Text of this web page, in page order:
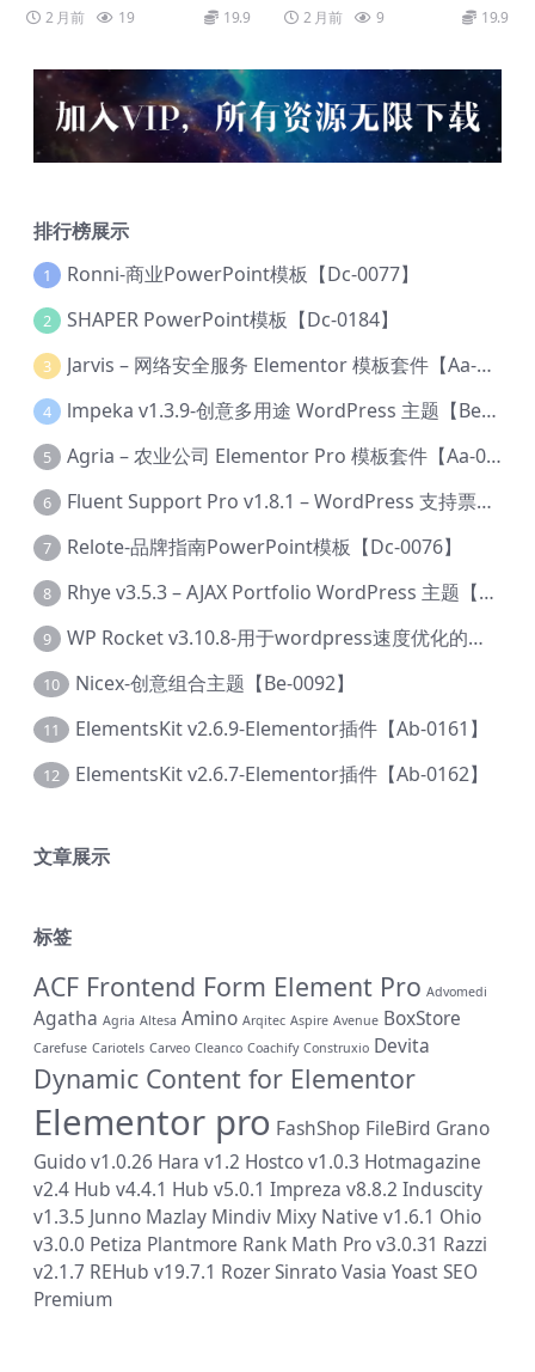
2 月前 19 19.9 2 月前 9 19.9
排行榜展示
1 Ronni-商业PowerPoint模板【Dc-0077】
2 SHAPER PowerPoint模板【Dc-0184】
3 Jarvis – 网络安全服务 Elementor 模板套件【Aa-0035】
4 lmpeka v1.3.9-创意多用途 WordPress 主题【Be-0064】
5 Agria – 农业公司 Elementor Pro 模板套件【Aa-0003】
6 Fluent Support Pro v1.8.1 – WordPress 支持票务系统【Cc-0041】
7 Relote-品牌指南PowerPoint模板【Dc-0076】
8 Rhye v3.5.3 – AJAX Portfolio WordPress 主题【Bi-0049】
9 WP Rocket v3.10.8-用于wordpress速度优化的缓存加速插件【Cd-0019】
10 Nicex-创意组合主题【Be-0092】
11 ElementsKit v2.6.9-Elementor插件【Ab-0161】
12 ElementsKit v2.6.7-Elementor插件【Ab-0162】
文章展示
标签
ACF Frontend Form Element Pro Advomedi
Agatha Agria Altesa Amino Arqitec Aspire Avenue BoxStore
Carefuse Cariotels Carveo Cleanco Coachify Construxio Devita
Dynamic Content for Elementor
Elementor pro FashShop FileBird Grano
Guido v1.0.26 Hara v1.2 Hostco v1.0.3 Hotmagazine
v2.4 Hub v4.4.1 Hub v5.0.1 Impreza v8.8.2 Induscity
v1.3.5 Junno Mazlay Mindiv Mixy Native v1.6.1 Ohio
v3.0.0 Petiza Plantmore Rank Math Pro v3.0.31 Razzi
v2.1.7 REHub v19.7.1 RozerSinratoVasia Yoast SEO
Premium